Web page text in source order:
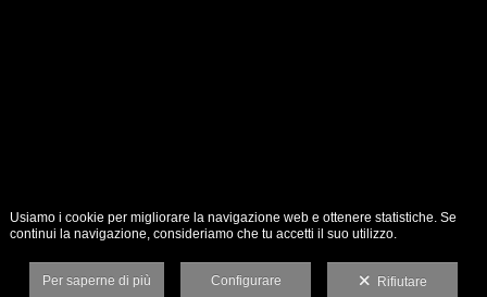
Usiamo i cookie per migliorare la navigazione web e ottenere statistiche. Se
continui la navigazione, consideriamo che tu accetti il suo utilizzo.
Per saperne di più Configurare Rifiutare